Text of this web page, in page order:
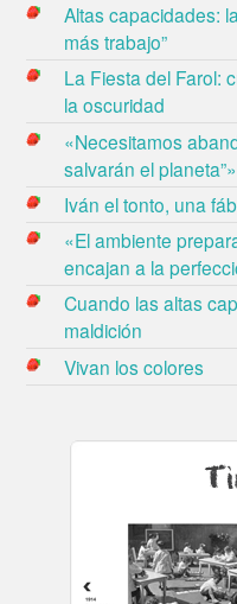
Altas capacidades:
más trabajo”
La Fiesta del Farol:
la oscuridad
«Necesitamos
salvarán el planeta”»
Iván el tonto, una
«El ambiente
encajan a la
Cuando las altas
maldición
Vivan los colores